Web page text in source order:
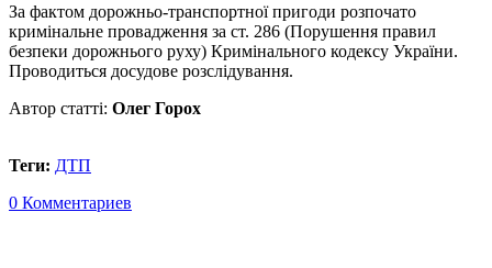
За фактом дорожньо-транспортної пригоди розпочато
кримінальне провадження за ст. 286 (Порушення правил
безпеки дорожнього руху) Кримінального кодексу України.
Проводиться досудове розслідування.
Автор статті: Олег Горох
Теги: ДТП
0 Комментариев